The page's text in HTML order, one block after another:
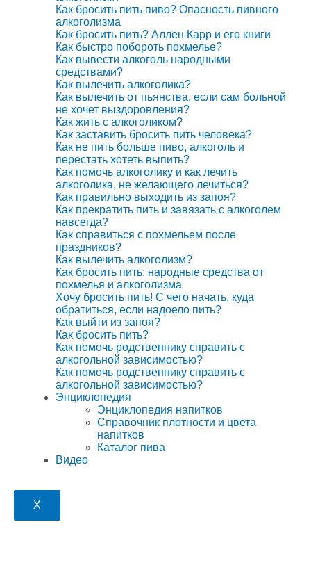
Как бросить пить пиво? Опасность пивного
алкоголизма
Как бросить пить? Аллен Карр и его книги
Как быстро побороть похмелье?
Как вывести алкоголь народными
средствами?
Как вылечить алкоголика?
Как вылечить от пьянства, если сам больной
не хочет выздоровления?
Как жить с алкоголиком?
Как заставить бросить пить человека?
Как не пить больше пиво, алкоголь и
перестать хотеть выпить?
Как помочь алкоголику и как лечить
алкоголика, не желающего лечиться?
Как правильно выходить из запоя?
Как прекратить пить и завязать с алкоголем
навсегда?
Как справиться с похмельем после
праздников?
Как вылечить алкоголизм?
Как бросить пить: народные средства от
похмелья и алкоголизма
Хочу бросить пить! С чего начать, куда
обратиться, если надоело пить?
Как выйти из запоя?
Как бросить пить?
Как помочь родственнику справить с
алкогольной зависимостью?
Как помочь родственнику справить с
алкогольной зависимостью?
Энциклопедия
Энциклопедия напитков
Справочник плотности и цвета
напитков
Каталог пива
Видео
X